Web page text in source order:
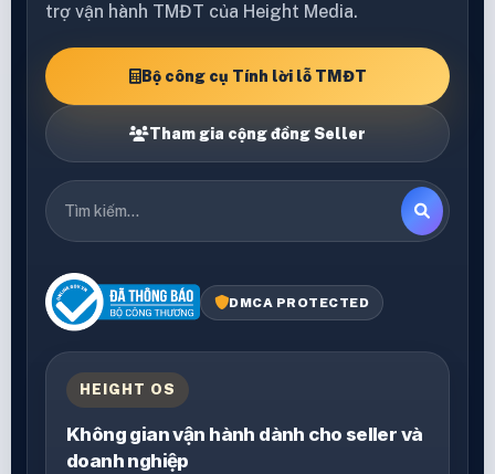
trợ vận hành TMĐT của Height Media.
Bộ công cụ Tính lời lỗ TMĐT
Tham gia cộng đồng Seller
DMCA PROTECTED
HEIGHT OS
Không gian vận hành dành cho seller và
doanh nghiệp